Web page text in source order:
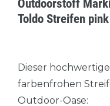
Outdoorstoff
Toldo Streifen
Dieser
farbenfrohen
Outdoor-Oase: